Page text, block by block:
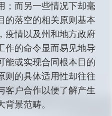
；而另一些情况下却毫
的落空的相关原则基本
疫情以及州和地方政府
作的命令显而易见地导
能或实现合同根本目的
则的具体适用性却往往
客户合作以便了解产生
景范畴。